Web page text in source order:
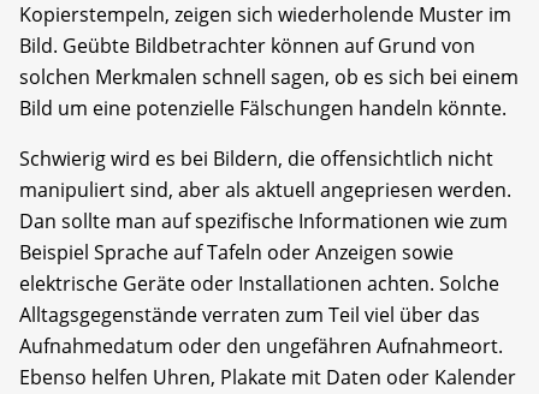
Kopierstempeln, zeigen sich wiederholende Muster im
Bild. Geübte Bildbetrachter können auf Grund von
solchen Merkmalen schnell sagen, ob es sich bei einem
Bild um eine potenzielle Fälschungen handeln könnte.
Schwierig wird es bei Bildern, die offensichtlich nicht
manipuliert sind, aber als aktuell angepriesen werden.
Dan sollte man auf spezifische Informationen wie zum
Beispiel Sprache auf Tafeln oder Anzeigen sowie
elektrische Geräte oder Installationen achten. Solche
Alltagsgegenstände verraten zum Teil viel über das
Aufnahmedatum oder den ungefähren Aufnahmeort.
Ebenso helfen Uhren, Plakate mit Daten oder Kalender